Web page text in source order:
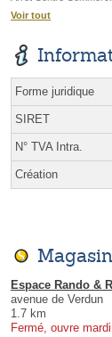
Voir tout
Forme juridique
SIRET
N° TVA Intra.
Création
Espace Rando &
avenue de Verdun
1.7 km
Fermé, ouvre